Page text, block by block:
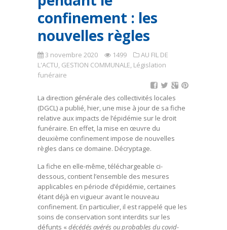
confinement : les
nouvelles règles
3 novembre 2020 1499
AU FIL DE
L'ACTU, GESTION COMMUNALE, Législation
funéraire
La direction générale des collectivités locales
(DGCL) a publié, hier, une mise à jour de sa fiche
relative aux impacts de l’épidémie sur le droit
funéraire. En effet, la mise en œuvre du
deuxième confinement impose de nouvelles
règles dans ce domaine. Décryptage.
La fiche en elle-même, téléchargeable ci-
dessous, contient l’ensemble des mesures
applicables en période d’épidémie, certaines
étant déjà en vigueur avant le nouveau
confinement. En particulier, il est rappelé que les
soins de conservation sont interdits sur les
défunts « décédés avérés ou probables du covid-